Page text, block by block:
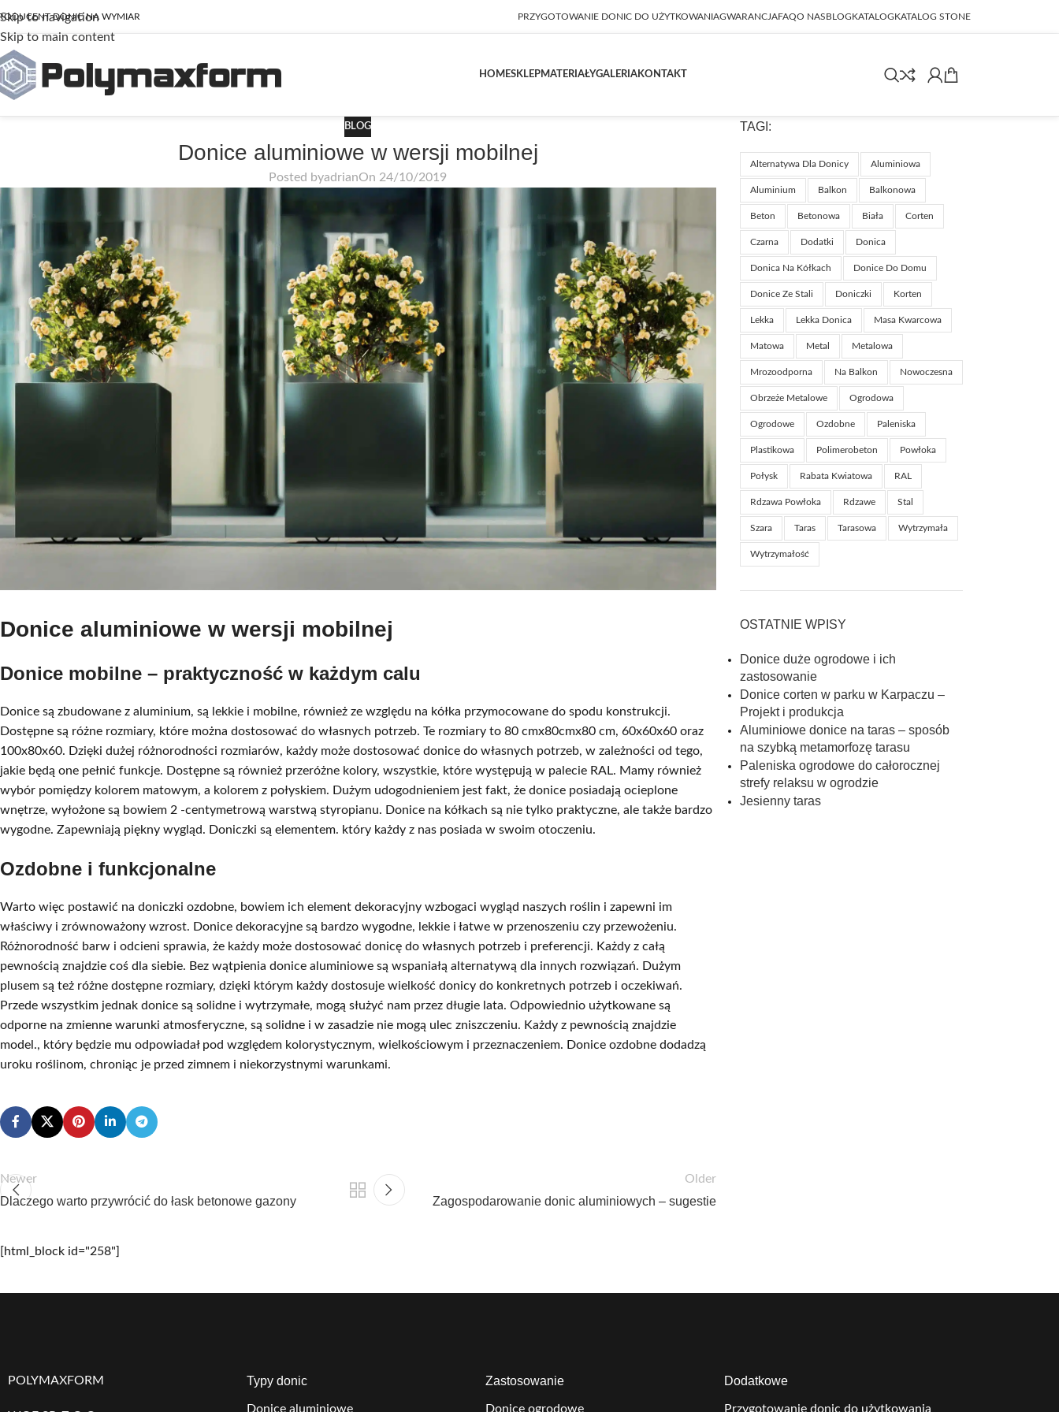
Skip to navigation
Skip to main content
DONIC NA WYMIAR PRZYGOTOWANIE DONIC DO UŻYTKOWANIAGWARANCJAFAQO NASBLOGKATALOGKATALOG STONE
HOMESKLEPMATERIAŁYGALERIAKONTAKT
BLOG
Donice aluminiowe w wersji mobilnej
Posted byadrianOn 24/10/2019
Donice aluminiowe w wersji mobilnej
Donice mobilne – praktyczność w każdym calu
Donice są zbudowane z aluminium, są lekkie i mobilne, również ze względu na kółka przymocowane do spodu konstrukcji.
Dostępne są różne rozmiary, które można dostosować do własnych potrzeb. Te rozmiary to 80 cmx80cmx80 cm, 60x60x60 oraz
100x80x60. Dzięki dużej różnorodności rozmiarów, każdy może dostosować donice do własnych potrzeb, w zależności od tego,
jakie będą one pełnić funkcje. Dostępne są również przeróżne kolory, wszystkie, które występują w palecie RAL. Mamy również
wybór pomiędzy kolorem matowym, a kolorem z połyskiem. Dużym udogodnieniem jest fakt, że donice posiadają ocieplone
wnętrze, wyłożone są bowiem 2 -centymetrową warstwą styropianu. Donice na kółkach są nie tylko praktyczne, ale także bardzo
wygodne. Zapewniają piękny wygląd. Doniczki są elementem. który każdy z nas posiada w swoim otoczeniu.
Ozdobne i funkcjonalne
Warto więc postawić na doniczki ozdobne, bowiem ich element dekoracyjny wzbogaci wygląd naszych roślin i zapewni im
właściwy i zrównoważony wzrost. Donice dekoracyjne są bardzo wygodne, lekkie i łatwe w przenoszeniu czy przewożeniu.
Różnorodność barw i odcieni sprawia, że każdy może dostosować donicę do własnych potrzeb i preferencji. Każdy z całą
pewnością znajdzie coś dla siebie. Bez wątpienia donice aluminiowe są wspaniałą alternatywą dla innych rozwiązań. Dużym
plusem są też różne dostępne rozmiary, dzięki którym każdy dostosuje wielkość donicy do konkretnych potrzeb i oczekiwań.
Przede wszystkim jednak donice są solidne i wytrzymałe, mogą służyć nam przez długie lata. Odpowiednio użytkowane są
odporne na zmienne warunki atmosferyczne, są solidne i w zasadzie nie mogą ulec zniszczeniu. Każdy z pewnością znajdzie
model., który będzie mu odpowiadał pod względem kolorystycznym, wielkościowym i przeznaczeniem. Donice ozdobne dodadzą
uroku roślinom, chroniąc je przed zimnem i niekorzystnymi warunkami.
Newer
Dlaczego warto przywrócić do łask betonowe gazony
Older
Zagospodarowanie donic aluminiowych – sugestie
TAGI:
Alternatywa Dla Donicy Aluminiowa
Aluminium Balkon Balkonowa
Beton Betonowa Biała Corten
Czarna Dodatki Donica
Donica Na Kółkach Donice Do Domu
Donice Ze Stali Doniczki Korten
Lekka Lekka Donica Masa Kwarcowa
Matowa Metal Metalowa
Mrozoodporna Na Balkon Nowoczesna
Obrzeże Metalowe Ogrodowa
Ogrodowe Ozdobne Paleniska
Plastikowa Polimerobeton Powłoka
Połysk Rabata Kwiatowa RAL
Rdzawa Powłoka Rdzawe Stal
Szara Taras Tarasowa Wytrzymała
Wytrzymałość
OSTATNIE WPISY
Donice duże ogrodowe i ich
zastosowanie
Donice corten w parku w Karpaczu –
Projekt i produkcja
Aluminiowe donice na taras – sposób
na szybką metamorfozę tarasu
Paleniska ogrodowe do całorocznej
strefy relaksu w ogrodzie
Jesienny taras
[html_block id="258"]
POLYMAXFORM Typy donic
Donice aluminiowe
Zastosowanie
Donice ogrodowe
Dodatkowe
Przygotowanie donic do użytkowania